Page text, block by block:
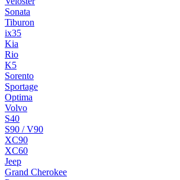
Sonata
Tiburon
ix35
Kia
Rio
K5
Sorento
Sportage
Optima
Volvo
S40
S90 / V90
XC90
XC60
Jeep
Grand Cherokee